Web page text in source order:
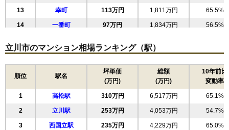
コスモ立川幸町
住所 東京都立川市幸町4丁目
1,700万円～1,900万円
(28.8万円/㎡~32.2万円/㎡)
マンションナビで
無料一括査定をする
13 幸町 113万円 1,811万円 65.5%
14 一番町 97万円 1,834万円 56.5%
立川市のマンション相場ランキング（駅）
順位 駅名
坪単価
(万円)
総額
(万円)
10年前比
変動率
1 高松駅 310万円 6,517万円 65.1%
2 立川駅 253万円 4,053万円 54.7%
3 西国立駅 235万円 4,229万円 65.0%